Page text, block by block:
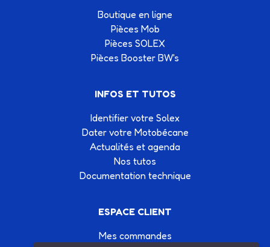
Boutique en ligne
Pièces Mob
Pièces SOLEX
Pièces Booster BW's
INFOS ET TUTOS
Identifier votre Solex
Dater votre Motobécane
Actualités et agenda
Nos tutos
Documentation technique
ESPACE CLIENT
Mes commandes